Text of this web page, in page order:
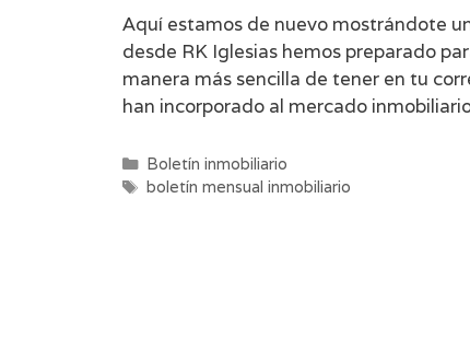
Aquí estamos de nuevo mostrándote
desde RK Iglesias hemos preparado
manera más sencilla de tener en tu
han incorporado al mercado
Categorías
Boletín inmobiliario
Etiquetas
boletín mensual inmobiliario